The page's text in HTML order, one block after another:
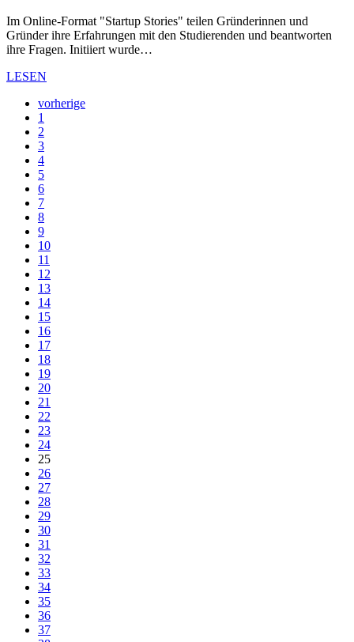
Im Online-Format "Startup Stories" teilen Gründerinnen und
Gründer ihre Erfahrungen mit den Studierenden und beantworten
ihre Fragen. Initiiert wurde…
LESEN
vorherige
1
2
3
4
5
6
7
8
9
10
11
12
13
14
15
16
17
18
19
20
21
22
23
24
25
26
27
28
29
30
31
32
33
34
35
36
37